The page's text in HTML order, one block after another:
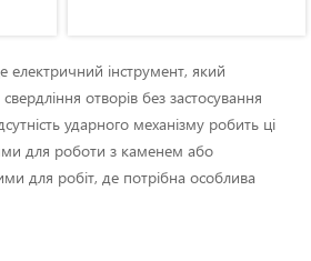
електричний інструмент, який
отворів без застосування
ударного механізму робить ці
для роботи з каменем або
для робіт, де потрібна особлива